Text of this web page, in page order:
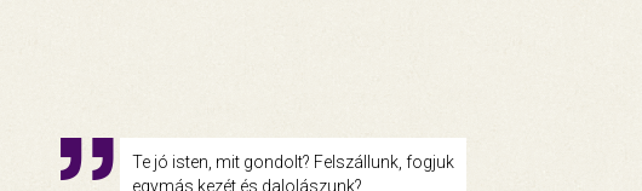
Te jó isten, mit gondolt? Felszállunk, fogjuk
egymás kezét és dalolászunk?